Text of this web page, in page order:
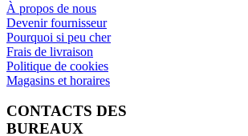
À propos de nous
Devenir fournisseur
Pourquoi si peu cher
Frais de livraison
Politique de cookies
Magasins et horaires
CONTACTS DES
BUREAUX